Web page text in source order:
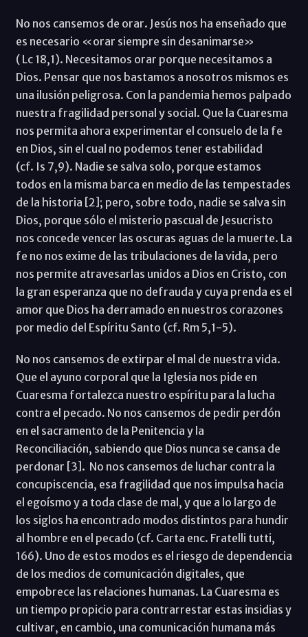
No nos cansemos de orar. Jesús nos ha enseñado que
es necesario «orar siempre sin desanimarse»
( Lc 18,1). Necesitamos orar porque necesitamos a
Dios. Pensar que nos bastamos a nosotros mismos es
una ilusión peligrosa. Con la pandemia hemos palpado
nuestra fragilidad personal y social. Que la Cuaresma
nos permita ahora experimentar el consuelo de la fe
en Dios, sin el cual no podemos tener estabilidad
(cf. Is 7,9). Nadie se salva solo, porque estamos
todos en la misma barca en medio de las tempestades
de la historia [2]; pero, sobre todo, nadie se salva sin
Dios, porque sólo el misterio pascual de Jesucristo
nos concede vencer las oscuras aguas de la muerte. La
fe no nos exime de las tribulaciones de la vida, pero
nos permite atravesarlas unidos a Dios en Cristo, con
la gran esperanza que no defrauda y cuya prenda es el
amor que Dios ha derramado en nuestros corazones
por medio del Espíritu Santo (cf. Rm 5,1-5).
No nos cansemos de extirpar el mal de nuestra vida.
Que el ayuno corporal que la Iglesia nos pide en
Cuaresma fortalezca nuestro espíritu para la lucha
contra el pecado. No nos cansemos de pedir perdón
en el sacramento de la Penitencia y la
Reconciliación, sabiendo que Dios nunca se cansa de
perdonar [3]. No nos cansemos de luchar contra la
concupiscencia, esa fragilidad que nos impulsa hacia
el egoísmo y a toda clase de mal, y que a lo largo de
los siglos ha encontrado modos distintos para hundir
al hombre en el pecado (cf. Carta enc. Fratelli tutti,
166). Uno de estos modos es el riesgo de dependencia
de los medios de comunicación digitales, que
empobrece las relaciones humanas. La Cuaresma es
un tiempo propicio para contrarrestar estas insidias y
cultivar, en cambio, una comunicación humana más